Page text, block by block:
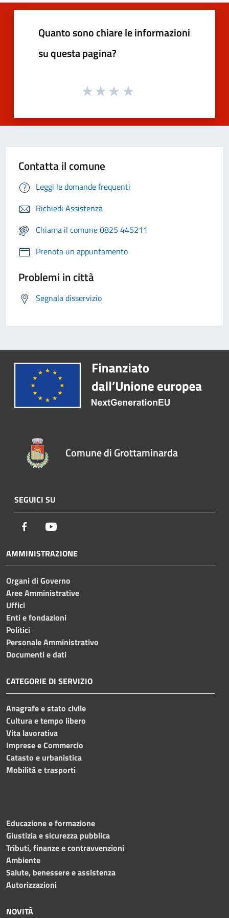
Quanto sono chiare le informazioni
su questa pagina?
Contatta il comune
Leggi le domande frequenti
Richiedi Assistenza
Chiama il comune 0825 445211
Prenota un appuntamento
Problemi in città
Segnala disservizio
Comune di Grottaminarda
SEGUICI SU
Facebook
AMMINISTRAZIONE
Organi di Governo
Aree Amministrative
Uffici
Enti e fondazioni
Politici
Personale Amministrativo
Documenti e dati
CATEGORIE DI SERVIZIO
Anagrafe e stato civile
Cultura e tempo libero
Vita lavorativa
Imprese e Commercio
Catasto e urbanistica
Mobilità e trasporti
Educazione e formazione
Giustizia e sicurezza pubblica
Tributi, finanze e contravvenzioni
Ambiente
Salute, benessere e assistenza
Autorizzazioni
NOVITÀ